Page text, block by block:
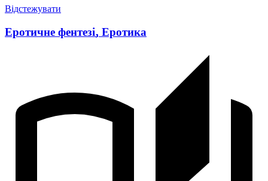
Відстежувати
Еротичне фентезі, Еротика